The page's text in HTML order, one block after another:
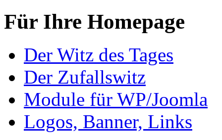
Für Ihre Homepage
Der Witz des Tages
Der Zufallswitz
Module für WP/Joomla
Logos, Banner, Links